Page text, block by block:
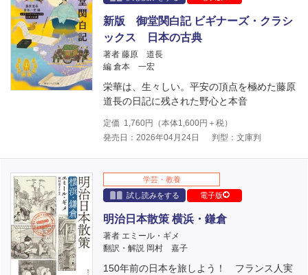
新版 御堂関白記 ビギナーズ・クラシ
ックス 日本の古典
著者 藤原 道長
編 倉本 一宏
栄華は、生々しい。平安の頂点を極めた藤原
道長の日記に残された野心と本音
定価 1,760円（本体1,600円＋税）
発売日：2026年04月24日
判型：文庫判
学芸・教養
試し読みをする
電子版
明治日本散策 横浜・鎌倉
著者 エミール・ギメ
翻訳・解説 岡村 嘉子
150年前の日本を旅しよう！ フランス人実